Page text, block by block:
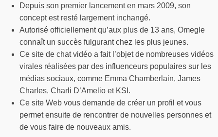
Depuis son premier lancement en mars 2009, son
concept est resté largement inchangé.
Autorisé officiellement qu’aux plus de 13 ans, Omegle
connaît un succès fulgurant chez les plus jeunes.
Ce site de chat vidéo a fait l’objet de nombreuses vidéos
virales réalisées par des influenceurs populaires sur les
médias sociaux, comme Emma Chamberlain, James
Charles, Charli D’Amelio et KSI.
Ce site Web vous demande de créer un profil et vous
permet ensuite de rencontrer de nouvelles personnes et
de vous faire de nouveaux amis.